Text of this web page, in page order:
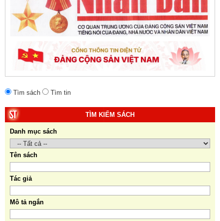
Tìm sách Tìm tin
TÌM KIẾM SÁCH
Danh mục sách
Tên sách
Tác giả
Mô tả ngắn